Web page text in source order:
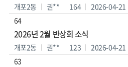
개포2동 권** 164
2026-04-21
64
2026년 2월 반상회 소식
개포2동 권** 123
2026-04-21
63